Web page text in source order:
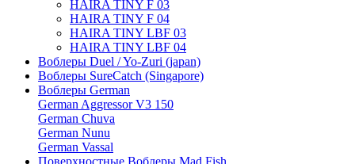
HAIRA TINY F 03
HAIRA TINY F 04
HAIRA TINY LBF 03
HAIRA TINY LBF 04
Воблеры Duel / Yo-Zuri (japan)
Воблеры SureCatch (Singapore)
Воблеры German
German Aggressor V3 150
German Chuva
German Nunu
German Vassal
Поверхностные Воблеры Mad Fish